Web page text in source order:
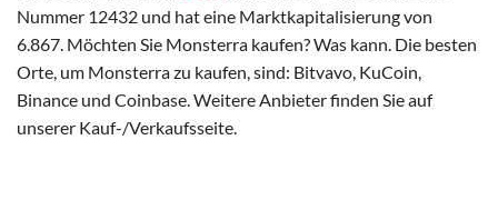
Nummer 12432 und hat eine Marktkapitalisierung von
6.867. Möchten Sie Monsterra kaufen? Was kann. Die besten
Orte, um Monsterra zu kaufen, sind: Bitvavo, KuCoin,
Binance und Coinbase. Weitere Anbieter finden Sie auf
unserer Kauf-/Verkaufsseite.